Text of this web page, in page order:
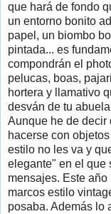
que hará de fondo
un entorno bonito
papel, un biombo
pintada... es
compondrán el
pelucas, boas,
hortera y llamativo
desván de tu
Aunque he de decir
hacerse con
estilo no les va y
elegante" en el que
mensajes. Este
marcos estilo
posaba. Además lo